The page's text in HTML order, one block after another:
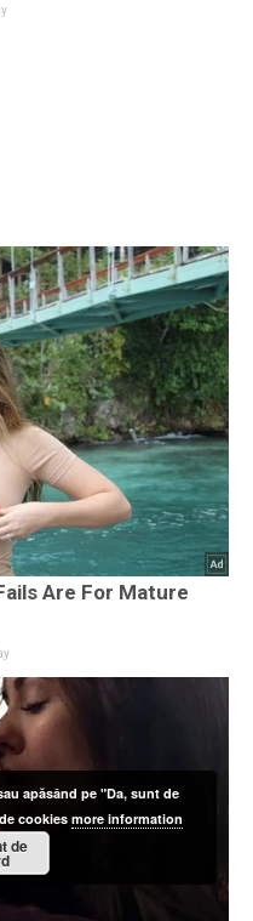
apăsând pe "Da, sunt de
cookiesmore information
de